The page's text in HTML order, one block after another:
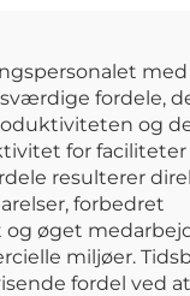
fordele,
og
for faciliteter
resulterer
forbedret
øget
miljøer.
fordel ved